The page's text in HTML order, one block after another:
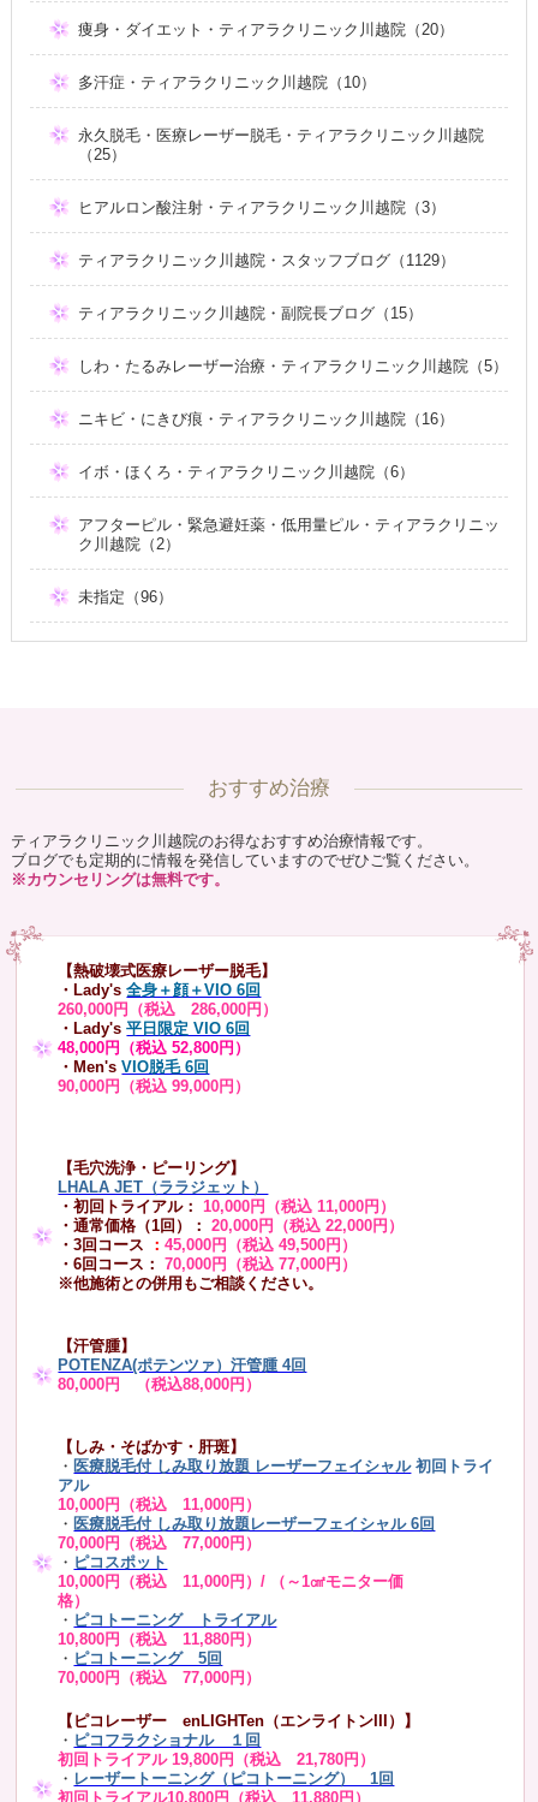
痩身・ダイエット・ティアラクリニック川越院（20）
多汗症・ティアラクリニック川越院（10）
永久脱毛・医療レーザー脱毛・ティアラクリニック川越院
（25）
ヒアルロン酸注射・ティアラクリニック川越院（3）
ティアラクリニック川越院・スタッフブログ（1129）
ティアラクリニック川越院・副院長ブログ（15）
しわ・たるみレーザー治療・ティアラクリニック川越院（5）
ニキビ・にきび痕・ティアラクリニック川越院（16）
イボ・ほくろ・ティアラクリニック川越院（6）
アフターピル・緊急避妊薬・低用量ピル・ティアラクリニッ
ク川越院（2）
未指定（96）
おすすめ治療
ティアラクリニック川越院のお得なおすすめ治療情報です。
ブログでも定期的に情報を発信していますのでぜひご覧ください。
※カウンセリングは無料です。
【熱破壊式医療レーザー脱毛】
・Lady's 全身＋顔＋VIO 6回
260,000円（税込 286,000円）
・Lady's平日限定 VIO 6回
48,000円（税込 52,800円）
・Men's VIO脱毛 6回
90,000円（税込 99,000円）
【毛穴洗浄・ピーリング】
LHALA JET（ララジェット）
・初回トライアル： 10,000円（税込 11,000円）
・通常価格（1回）：
20,000円（税込 22,000円）
・3回コース ：45,000円（税込 49,500円）
・6回コース：
70,000円（税込 77,000円）
※他施術との併用もご相談ください。
【汗管腫】
POTENZA(ポテンツァ）汗管腫 4回
80,000円 （税込88,000円）
【しみ・そばかす・肝斑】
・ 医療脱毛付 しみ取り放題 レーザーフェイシャル 初回トライ
アル
10,000円（税込 11,000円）
・ 医療脱毛付 しみ取り放題レーザーフェイシャル 6回
70,000円（税込 77,000円）
・ ピコスポット
10,000円（税込 11,000円）/ （～1㎠モニター価
格）
・ ピコトーニング トライアル
10,800円（税込 11,880円）
・ ピコトーニング 5回
70,000円（税込 77,000円）
【ピコレーザー enLIGHTen（エンライトンIII）】
・ ピコフラクショナル １回
初回トライアル 19,800円（税込 21,780円）
・ レーザートーニング（ピコトーニング） 1回
初回トライアル10,800円（税込 11,880円）